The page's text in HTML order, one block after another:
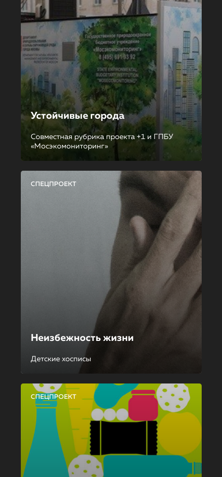
Устойчивые города
Совместная рубрика проекта +1 и ГПБУ
«Мосэкомониторинг»
СПЕЦПРОЕКТ
Неизбежность жизни
Детские хосписы
СПЕЦПРОЕКТ